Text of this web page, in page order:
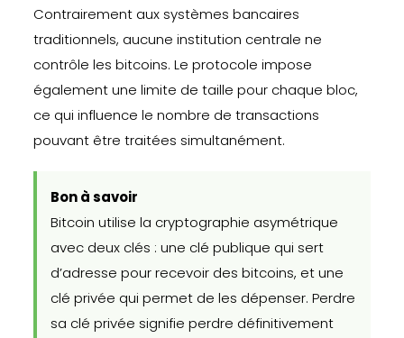
Contrairement aux systèmes bancaires
traditionnels, aucune institution centrale ne
contrôle les bitcoins. Le protocole impose
également une limite de taille pour chaque bloc,
ce qui influence le nombre de transactions
pouvant être traitées simultanément.
Bon à savoir
Bitcoin utilise la cryptographie asymétrique
avec deux clés : une clé publique qui sert
d’adresse pour recevoir des bitcoins, et une
clé privée qui permet de les dépenser. Perdre
sa clé privée signifie perdre définitivement